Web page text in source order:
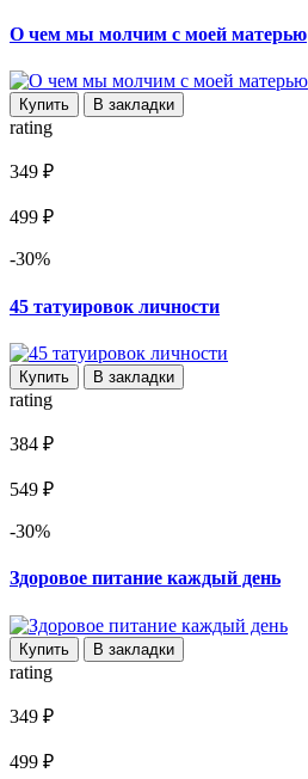
О чем мы молчим с моей матерью
Купить В закладки
rating
349 ₽
499 ₽
-30%
45 татуировок личности
Купить В закладки
rating
384 ₽
549 ₽
-30%
Здоровое питание каждый день
Купить В закладки
rating
349 ₽
499 ₽